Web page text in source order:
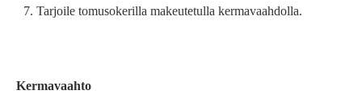
Tarjoile tomusokerilla makeutetulla kermavaahdolla.
Kermavaahto